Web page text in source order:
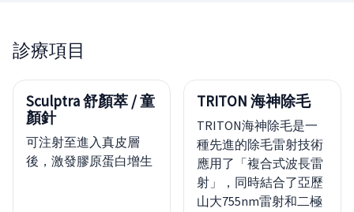
診療項目
Sculptra 舒顏萃 / 童
顏針
可注射至進入真皮層
後，激發膠原蛋白增生
TRITON 海神除毛
TRITON海神除毛是一
種先進的除毛雷射技術
應用了「複合式波長雷
射」，同時結合了亞歷
山大755nm雷射和二極